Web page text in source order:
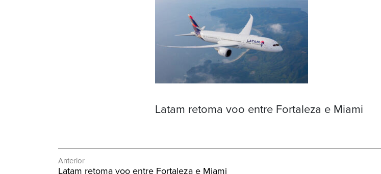
Latam retoma voo entre Fortaleza e Miami
Navegação
Anterior
Post
Latam retoma voo entre Fortaleza e Miami